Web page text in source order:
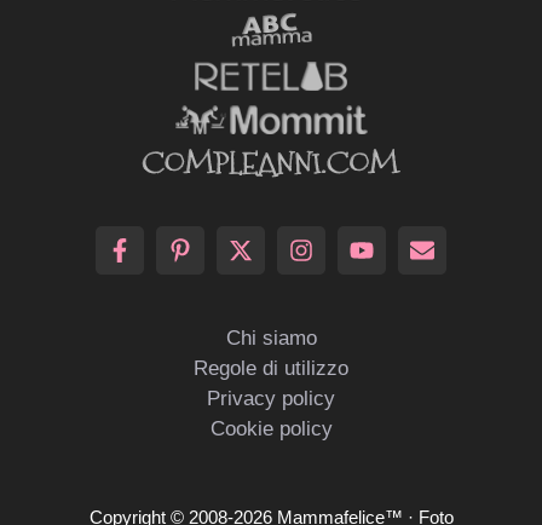
Chi siamo
Regole di utilizzo
Privacy policy
Cookie policy
Copyright © 2008-2026 Mammafelice™ · Foto